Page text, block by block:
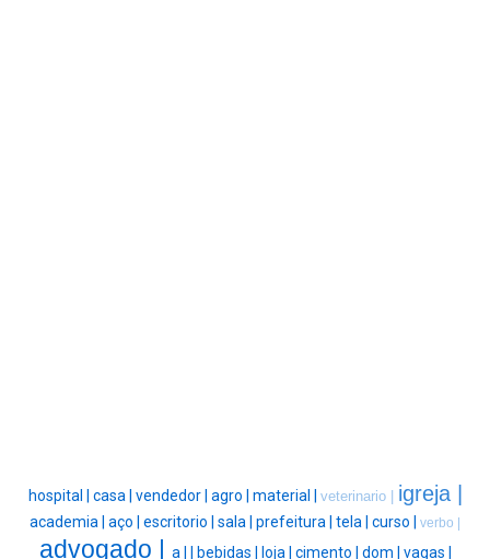
hospital | casa | vendedor | agro | material | veterinario | igreja |
academia | aço | escritorio | sala | prefeitura | tela | curso | verbo |
advogado | a | | bebidas | loja | cimento | dom | vagas |